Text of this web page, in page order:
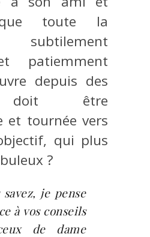
toute la
patiemment
depuis des
doit être
et tournée vers
qui plus
?
je pense
à vos conseils
de dame